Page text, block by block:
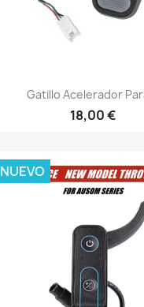
Gatillo Acelerador
18,00 €
NUEVO